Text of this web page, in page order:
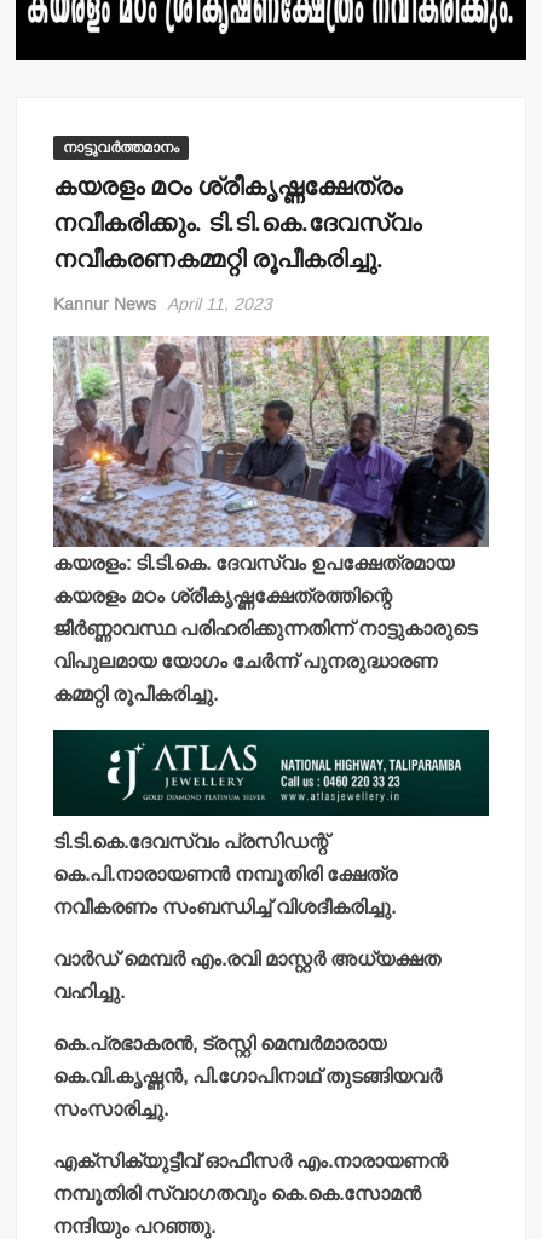
നാട്ടുവർത്തമാനം
കയരളം മഠം ശ്രീകൃഷ്ണക്ഷേത്രം
നവീകരിക്കും. ടി.ടി.കെ.ദേവസ്വം
നവീകരണകമ്മറ്റി രൂപീകരിച്ചു.
Kannur News April 11, 2023
കയരളം: ടി.ടി.കെ. ദേവസ്വം ഉപക്ഷേത്രമായ
കയരളം മഠം ശ്രീകൃഷ്ണക്ഷേത്രത്തിന്റെ
ജീര്‍ണ്ണാവസ്ഥ പരിഹരിക്കുന്നതിന്ന് നാട്ടുകാരുടെ
വിപുലമായ യോഗം ചേര്‍ന്ന് പുനരുദ്ധാരണ
കമ്മറ്റി രൂപീകരിച്ചു.
ടി.ടി.കെ.ദേവസ്വം പ്രസിഡന്റ്
കെ.പി.നാരായണന്‍ നമ്പൂതിരി ക്ഷേത്ര
നവീകരണം സംബന്ധിച്ച് വിശദീകരിച്ചു.
വാര്‍ഡ് മെമ്പര്‍ എം.രവി മാസ്റ്റര്‍ അധ്യക്ഷത
വഹിച്ചു.
കെ.പ്രഭാകരന്‍, ട്രസ്റ്റി മെമ്പര്‍മാരായ
കെ.വി.കൃഷ്ണന്‍, പി.ഗോപിനാഥ് തുടങ്ങിയവര്‍
സംസാരിച്ചു.
എക്സിക്യുട്ടീവ് ഓഫീസര്‍ എം.നാരായണന്‍
നമ്പൂതിരി സ്വാഗതവും കെ.കെ.സോമന്‍
നന്ദിയും പറഞ്ഞു.